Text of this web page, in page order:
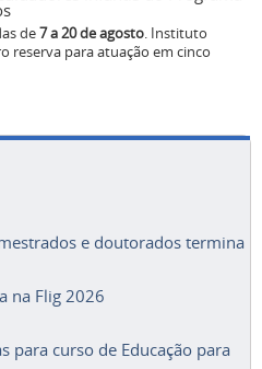
de7 a 20 de agosto. Instituto
reserva para atuação em cinco
e doutorados termina
na Flig 2026
para curso de Educação para